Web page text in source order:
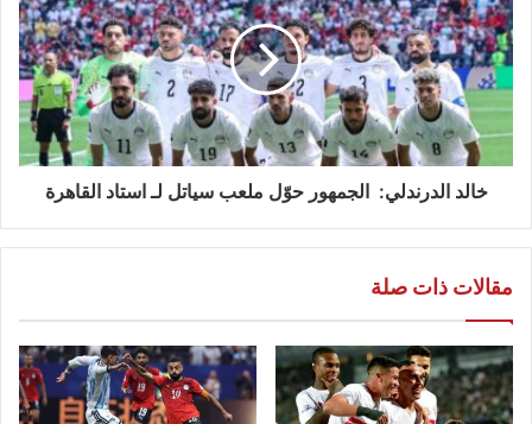
خالد الدرندلي: الجمهور حوّل ملعب سياتل لـ استاد القاهرة
مقالات ذات صلة